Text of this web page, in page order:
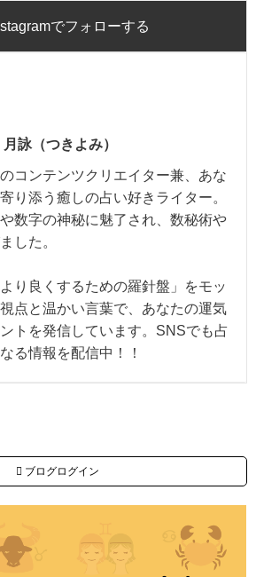
でフォローする
詠（つきよみ）
のコンテンツクリエイター兼、あな
り添う癒しの占い好きライター。
数字の神秘に魅了され、数秘術や
した。
り良くするための羅針盤」をモッ
点と温かい言葉で、あなたの運気
トを発信しています。SNSでも占
る情報を配信中！！
ブログログイン